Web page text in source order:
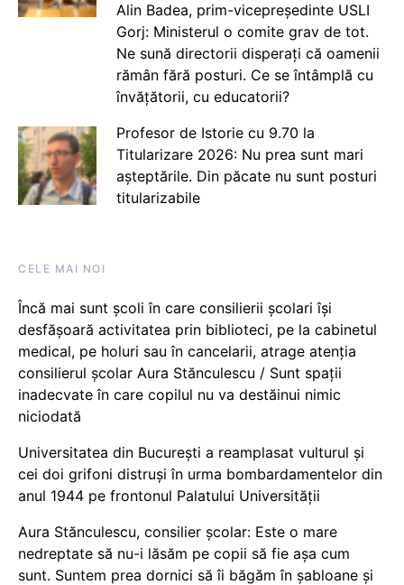
Alin Badea, prim-vicepreședinte USLI
Gorj: Ministerul o comite grav de tot.
Ne sună directorii disperați că oamenii
rămân fără posturi. Ce se întâmplă cu
învățătorii, cu educatorii?
Profesor de Istorie cu 9.70 la
Titularizare 2026: Nu prea sunt mari
așteptările. Din păcate nu sunt posturi
titularizabile
CELE MAI NOI
Încă mai sunt școli în care consilierii școlari își
desfășoară activitatea prin biblioteci, pe la cabinetul
medical, pe holuri sau în cancelarii, atrage atenția
consilierul școlar Aura Stănculescu / Sunt spații
inadecvate în care copilul nu va destăinui nimic
niciodată
Universitatea din București a reamplasat vulturul și
cei doi grifoni distruși în urma bombardamentelor din
anul 1944 pe frontonul Palatului Universității
Aura Stănculescu, consilier școlar: Este o mare
nedreptate să nu-i lăsăm pe copii să fie așa cum
sunt. Suntem prea dornici să îi băgăm în șabloane și